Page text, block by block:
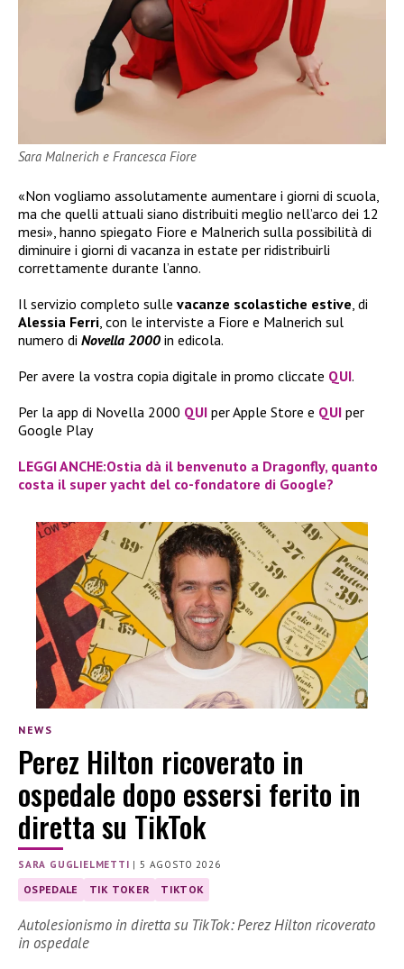
Sara Malnerich e Francesca Fiore
«Non vogliamo assolutamente aumentare i giorni di scuola,
ma che quelli attuali siano distribuiti meglio nell’arco dei 12
mesi», hanno spiegato Fiore e Malnerich sulla possibilità di
diminuire i giorni di vacanza in estate per ridistribuirli
correttamente durante l’anno.
Il servizio completo sulle vacanze scolastiche estive, di
Alessia Ferri, con le interviste a Fiore e Malnerich sul
numero di Novella 2000 in edicola.
Per avere la vostra copia digitale in promo cliccate QUI.
Per la app di Novella 2000 QUI per Apple Store e QUI per
Google Play
LEGGI ANCHE:Ostia dà il benvenuto a Dragonfly, quanto
costa il super yacht del co-fondatore di Google?
NEWS
Perez Hilton ricoverato in
ospedale dopo essersi ferito in
diretta su TikTok
SARA GUGLIELMETTI | 5 AGOSTO 2026
OSPEDALE TIK TOKER TIKTOK
Autolesionismo in diretta su TikTok: Perez Hilton ricoverato
in ospedale